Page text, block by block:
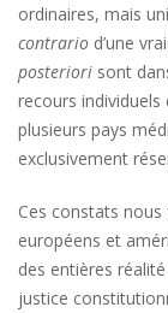
ordinaires, mais
contrario d’une
posteriori sont
recours
plusieurs pays
exclusivement
Ces constats
européens et
des entières
justice